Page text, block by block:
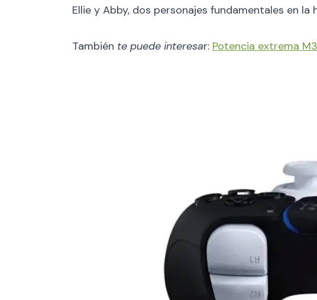
Ellie y Abby, dos personajes fundamentales en la
También te puede interesar: Potencia extrema